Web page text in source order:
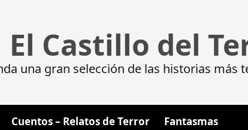
El Castillo del
una gran selección de las historias más
Cuentos – Relatos de Terror Fantasmas